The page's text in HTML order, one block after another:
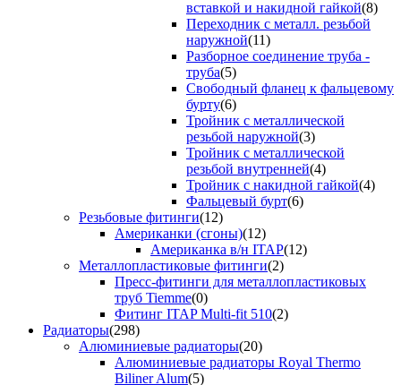
вставкой и накидной гайкой(8)
Переходник с металл. резьбой
наружной(11)
Разборное соединение труба -
труба(5)
Свободный фланец к фальцевому
бурту(6)
Тройник с металлической
резьбой наружной(3)
Тройник с металлической
резьбой внутренней(4)
Тройник с накидной гайкой(4)
Фальцевый бурт(6)
Резьбовые фитинги(12)
Американки (сгоны)(12)
Американка в/н ITAP(12)
Металлопластиковые фитинги(2)
Пресс-фитинги для металлопластиковых
труб Tiemme(0)
Фитинг ITAP Multi-fit 510(2)
Радиаторы(298)
Алюминиевые радиаторы(20)
Алюминиевые радиаторы Royal Thermo
Biliner Alum(5)